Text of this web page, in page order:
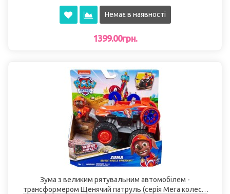
Spin Master
Немає в наявності
1399.00грн.
Зума з великим рятувальним автомобілем -
трансформером Щенячий патруль (серія Мега колеса)